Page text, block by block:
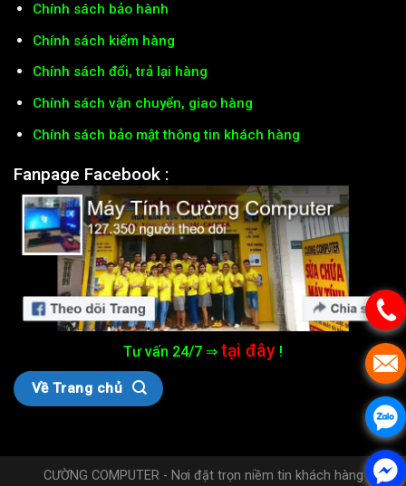
Chính sách bảo hành
Chính sách kiểm hàng
Chính sách đổi, trả lại hàng
Chính sách vận chuyển, giao hàng
Chính sách bảo mật thông tin khách hàng
Fanpage Facebook :
Tư vấn 24/7 ⇒ tại đây !
Về Trang chủ
CƯỜNG COMPUTER - Nơi đặt trọn niềm tin khách hàng